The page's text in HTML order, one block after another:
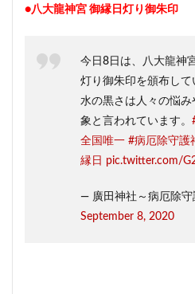
●八大龍神宮 御縁日灯り御朱印
今日8日は、八大龍神
灯り御朱印を頒布し
水の黒さは人々の悩
象と言われています。
全国唯一 #病厄除守護
縁日 pic.twitter.com/
— 廣田神社～病厄除守
September 8, 2020